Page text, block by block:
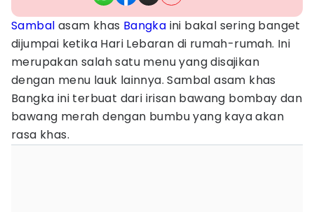
Sambal asam khas Bangka ini bakal sering banget
dijumpai ketika Hari Lebaran di rumah-rumah. Ini
merupakan salah satu menu yang disajikan
dengan menu lauk lainnya. Sambal asam khas
Bangka ini terbuat dari irisan bawang bombay dan
bawang merah dengan bumbu yang kaya akan
rasa khas.